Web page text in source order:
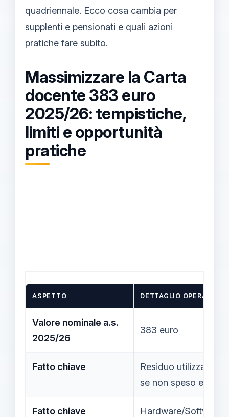
quadriennale. Ecco cosa cambia per
supplenti e pensionati e quali azioni
pratiche fare subito.
Massimizzare la Carta
docente 383 euro
2025/26: tempistiche,
limiti e opportunità
pratiche
ASPETTO DETTAGLIO OPERATIVO
Valore nominale a.s.
2025/26
383 euro
Fatto chiave
Residuo utilizzabile
se non speso entro
Fatto chiave
Hardware/Software